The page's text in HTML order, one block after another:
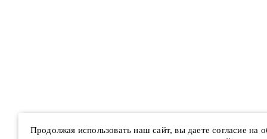
Продолжая использовать наш сайт, вы даете согласие на